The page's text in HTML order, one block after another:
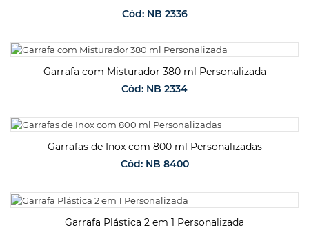
Cód: NB 2336
SOLICITAR ORÇAMENTO
Garrafa com Misturador 380 ml Personalizada
Cód: NB 2334
SOLICITAR ORÇAMENTO
Garrafas de Inox com 800 ml Personalizadas
Cód: NB 8400
SOLICITAR ORÇAMENTO
Garrafa Plástica 2 em 1 Personalizada